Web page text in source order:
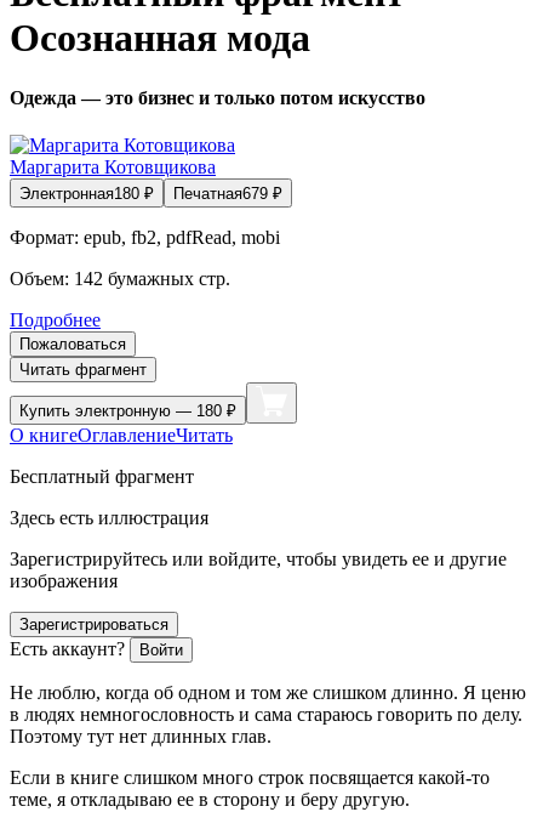
Осознанная мода
Одежда — это бизнес и только потом искусство
Маргарита Котовщикова
Электронная180 ₽ Печатная679 ₽
Формат: epub, fb2, pdfRead, mobi
Объем: 142 бумажных стр.
Подробнее
Пожаловаться
Читать фрагмент
Купить электронную — 180 ₽
О книгеОглавлениеЧитать
Бесплатный фрагмент
Здесь есть иллюстрация
Зарегистрируйтесь или войдите, чтобы увидеть ее и другие
изображения
Зарегистрироваться
Есть аккаунт? Войти
Не люблю, когда об одном и том же слишком длинно. Я ценю
в людях немногословность и сама стараюсь говорить по делу.
Поэтому тут нет длинных глав.
Если в книге слишком много строк посвящается какой-то
теме, я откладываю ее в сторону и беру другую.